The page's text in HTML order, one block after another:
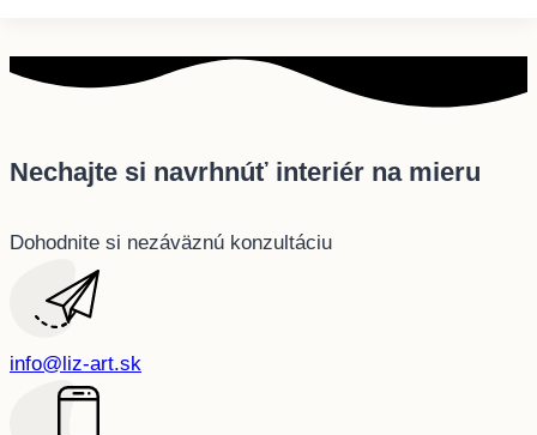
Nechajte si navrhnúť interiér na mieru
Dohodnite si nezáväznú konzultáciu
info@liz-art.sk